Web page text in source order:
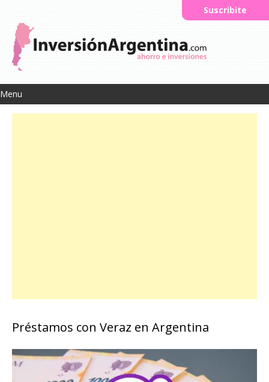
Menu
Suscribite
Préstamos con Veraz en Argentina